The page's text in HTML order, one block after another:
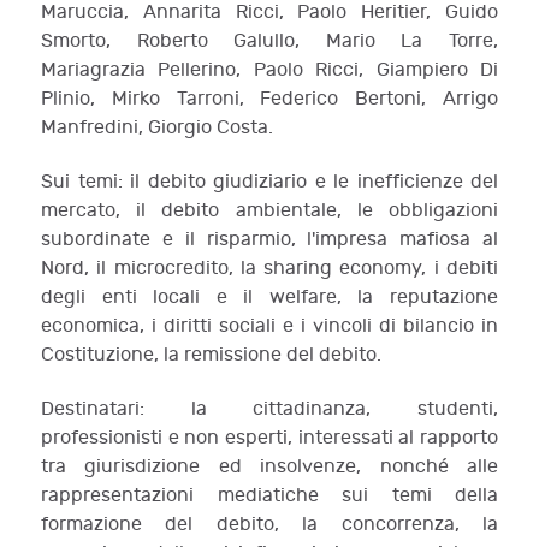
Maruccia, Annarita Ricci, Paolo Heritier, Guido
Smorto, Roberto Galullo, Mario La Torre,
Mariagrazia Pellerino, Paolo Ricci, Giampiero Di
Plinio, Mirko Tarroni, Federico Bertoni, Arrigo
Manfredini, Giorgio Costa.
Sui temi: il debito giudiziario e le inefficienze del
mercato, il debito ambientale, le obbligazioni
subordinate e il risparmio, l'impresa mafiosa al
Nord, il microcredito, la sharing economy, i debiti
degli enti locali e il welfare, la reputazione
economica, i diritti sociali e i vincoli di bilancio in
Costituzione, la remissione del debito.
Destinatari: la cittadinanza, studenti,
professionisti e non esperti, interessati al rapporto
tra giurisdizione ed insolvenze, nonché alle
rappresentazioni mediatiche sui temi della
formazione del debito, la concorrenza, la